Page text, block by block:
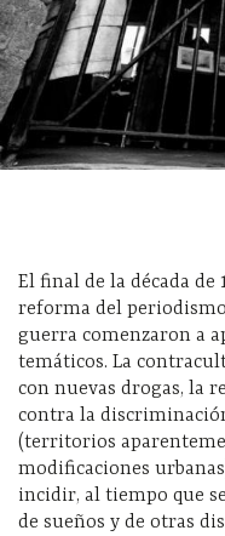
El final de la década de
reforma del
guerra comenzaron a
temáticos. La
con nuevas drogas, la
contra la
(territorios
modificaciones
incidir, al tiempo que
de sueños y de otras